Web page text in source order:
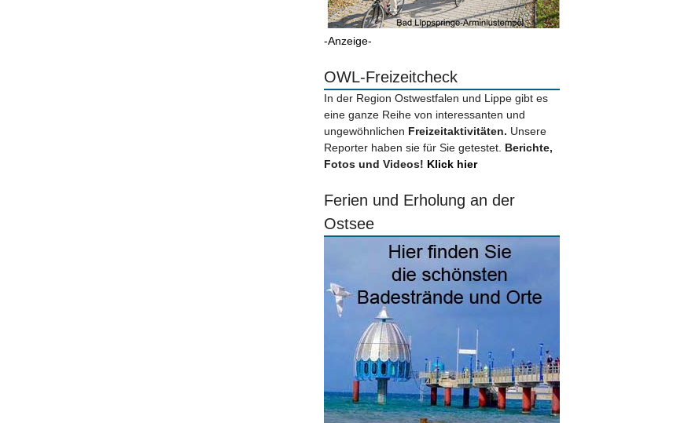
-Anzeige-
OWL-Freizeitcheck
In der Region Ostwestfalen und Lippe gibt es
eine ganze Reihe von interessanten und
ungewöhnlichen Freizeitaktivitäten. Unsere
Reporter haben sie für Sie getestet. Berichte,
Fotos und Videos! Klick hier
Ferien und Erholung an der
Ostsee